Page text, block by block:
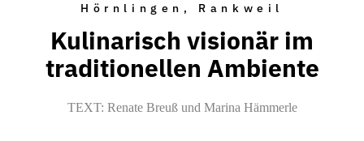
Hörnlingen, Rankweil
Kulinarisch visionär im
traditionellen Ambiente
TEXT: Renate Breuß und Marina Hämmerle